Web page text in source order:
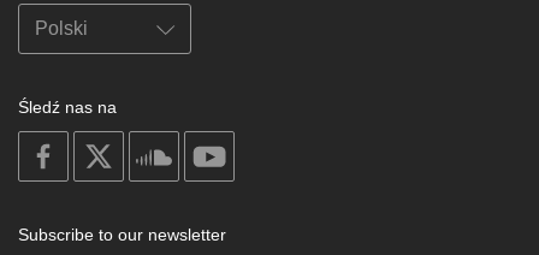
Śledź nas na
on
facebook
soundcloud
Subscribe to our newsletter